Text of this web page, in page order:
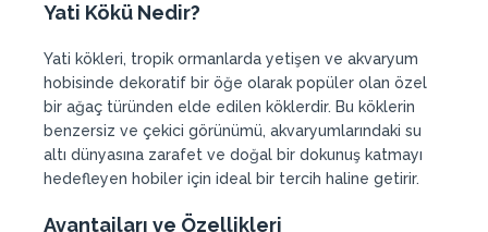
Yati Kökü Nedir?
Yati kökleri, tropik ormanlarda yetişen ve akvaryum
hobisinde dekoratif bir öğe olarak popüler olan özel
bir ağaç türünden elde edilen köklerdir. Bu köklerin
benzersiz ve çekici görünümü, akvaryumlarındaki su
altı dünyasına zarafet ve doğal bir dokunuş katmayı
hedefleyen hobiler için ideal bir tercih haline getirir.
Avantajları ve Özellikleri